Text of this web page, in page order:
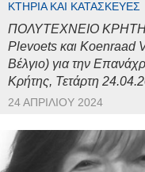
ΚΤΉΡΙΑ ΚΑΙ ΚΑΤΑΣΚΕΥΈΣ
ΠΟΛΥΤΕΧΝΕΙΟ ΚΡΗΤΗΣ
Plevoets και Koenraad
Βέλγιο) για την
Κρήτης, Τετάρτη
24 ΑΠΡΙΛΊΟΥ 2024